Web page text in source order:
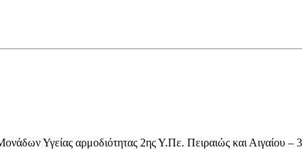
Υγείας αρμοδιότητας 2ης Υ.Πε. Πειραιώς και Αιγαίου – 3